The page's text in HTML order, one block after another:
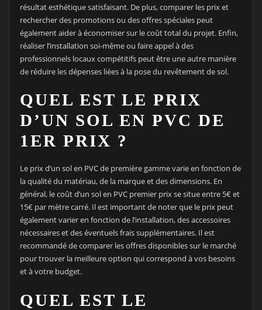
résultat esthétique satisfaisant. De plus, comparer les prix et
rechercher des promotions ou des offres spéciales peut
également aider à économiser sur le coût total du projet. Enfin,
réaliser l’installation soi-même ou faire appel à des
professionnels locaux compétitifs peut être une autre manière
de réduire les dépenses liées à la pose du revêtement de sol.
QUEL EST LE PRIX
D’UN SOL EN PVC DE
1ER PRIX ?
Le prix d’un sol en PVC de première gamme varie en fonction de
la qualité du matériau, de la marque et des dimensions. En
général, le coût d’un sol en PVC premier prix se situe entre 5€ et
15€ par mètre carré. Il est important de noter que le prix peut
également varier en fonction de l’installation, des accessoires
nécessaires et des éventuels frais supplémentaires. Il est
recommandé de comparer les offres disponibles sur le marché
pour trouver la meilleure option qui correspond à vos besoins
et à votre budget.
QUEL EST LE